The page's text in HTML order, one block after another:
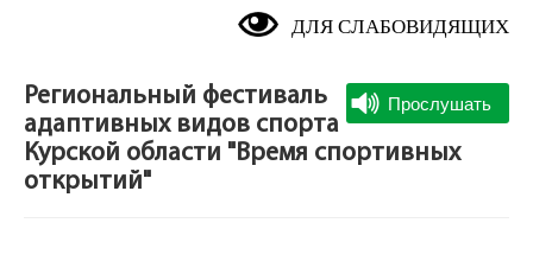
ДЛЯ СЛАБОВИДЯЩИХ
Региональный фестиваль
адаптивных видов спорта
Курской области "Время спортивных
открытий"